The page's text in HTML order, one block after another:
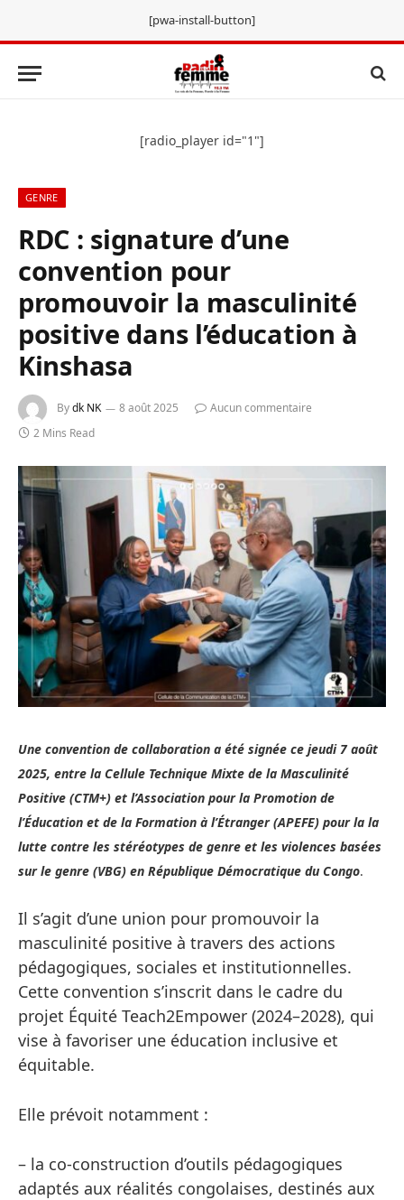
[pwa-install-button]
[radio_player id="1"]
GENRE
RDC : signature d’une
convention pour
promouvoir la masculinité
positive dans l’éducation à
Kinshasa
Bydk NK 8 août 2025
Aucun commentaire
2 Mins Read
Une convention de collaboration a été signée ce jeudi 7 août
2025, entre la Cellule Technique Mixte de la Masculinité
Positive (CTM+) et l’Association pour la Promotion de
l’Éducation et de la Formation à l’Étranger (APEFE) pour la la
lutte contre les stéréotypes de genre et les violences basées
sur le genre (VBG) en République Démocratique du Congo.
Il s’agit d’une union pour promouvoir la
masculinité positive à travers des actions
pédagogiques, sociales et institutionnelles.
Cette convention s’inscrit dans le cadre du
projet Équité Teach2Empower (2024–2028), qui
vise à favoriser une éducation inclusive et
équitable.
Elle prévoit notamment :
– la co-construction d’outils pédagogiques
adaptés aux réalités congolaises, destinés aux